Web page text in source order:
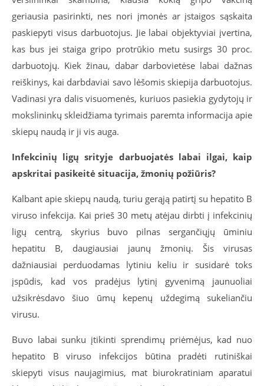
geriausia pasirinkti, nes nori įmonės ar įstaigos sąskaita
paskiepyti visus darbuotojus. Jie labai objektyviai įvertina,
kas bus jei staiga gripo protrūkio metu susirgs 30 proc.
darbuotojų. Kiek žinau, dabar darbovietėse labai dažnas
reiškinys, kai darbdaviai savo lėšomis skiepija darbuotojus.
Vadinasi yra dalis visuomenės, kuriuos pasiekia gydytojų ir
mokslininkų skleidžiama tyrimais paremta informacija apie
skiepų naudą ir ji vis auga.
Infekcinių ligų srityje darbuojatės labai ilgai, kaip
apskritai pasikeitė situacija, žmonių požiūris?
Kalbant apie skiepų naudą, turiu gerąją patirtį su hepatito B
viruso infekcija. Kai prieš 30 metų atėjau dirbti į infekcinių
ligų centrą, skyrius buvo pilnas sergančiųjų ūminiu
hepatitu B, daugiausiai jaunų žmonių. Šis virusas
dažniausiai perduodamas lytiniu keliu ir susidarė toks
įspūdis, kad vos pradėjus lytinį gyvenimą jaunuoliai
užsikrėsdavo šiuo ūmų kepenų uždegimą sukeliančiu
virusu.
Buvo labai sunku įtikinti sprendimų priėmėjus, kad nuo
hepatito B viruso infekcijos būtina pradėti rutiniškai
skiepyti visus naujagimius, mat biurokratiniam aparatui